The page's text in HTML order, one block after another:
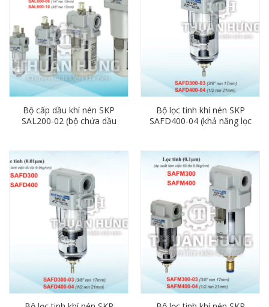
Bộ cấp dầu khí nén SKP
SAL200-02 (bộ chứa dầu
Bộ lọc tinh khí nén SKP
SAFD400-04 (khả năng lọc